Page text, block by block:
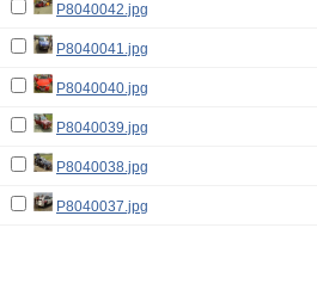
P8040042.jpg
P8040041.jpg
P8040040.jpg
P8040039.jpg
P8040038.jpg
P8040037.jpg